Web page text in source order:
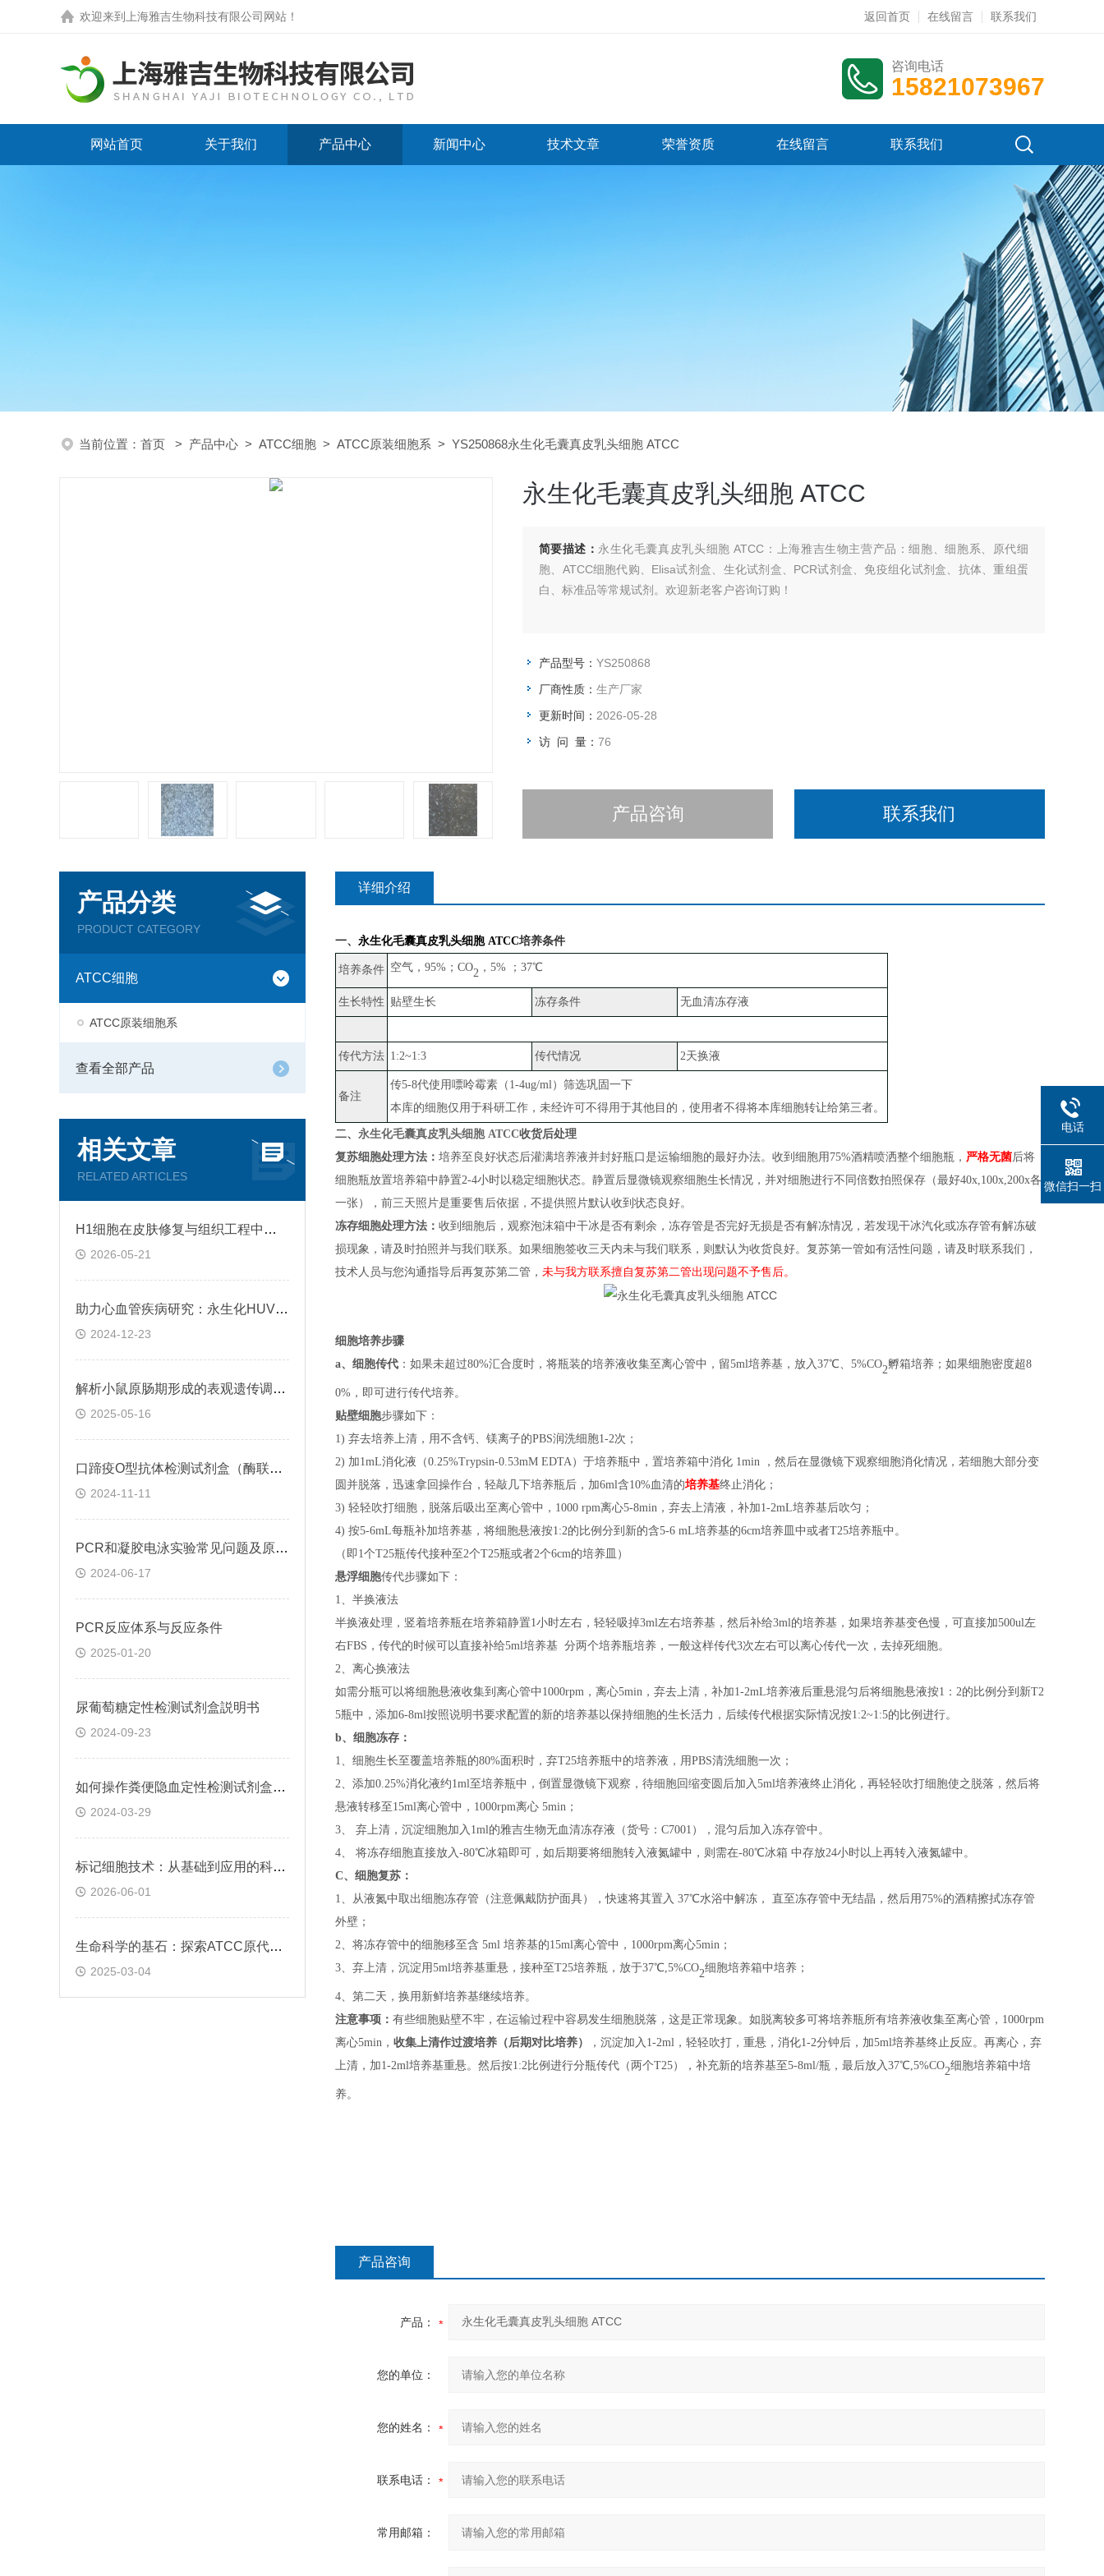
欢迎来到 上海雅吉生物科技有限公司网站 ！ 返回首页 在线留言 联系我们
咨询电话
15821073967
网站首页 关于我们 产品中心 新闻中心 技术文章 荣誉资质 在线留言 联系我们
当前位置： 首页 > 产品中心 > ATCC细胞 > ATCC原装细胞系 > YS250868永生化毛囊真皮乳头细胞 ATCC
永生化毛囊真皮乳头细胞 ATCC
简要描述： 永生化毛囊真皮乳头细胞 ATCC：上海雅吉生物主营产品：细胞、细胞系、原代细
胞、ATCC细胞代购、Elisa试剂盒、生化试剂盒、PCR试剂盒、免疫组化试剂盒、抗体、重组蛋
白、标准品等常规试剂。欢迎新老客户咨询订购！
产品型号： YS250868
厂商性质： 生产厂家
更新时间： 2026-05-28
访 问 量： 76
产品咨询 联系我们
产品分类
PRODUCT CATEGORY
ATCC细胞
ATCC原装细胞系
查看全部产品
相关文章
RELATED ARTICLES
H1细胞在皮肤修复与组织工程中的应用前景
2026-05-21
助力心血管疾病研究：永生化HUVEC!
2024-12-23
解析小鼠原肠期形成的表观遗传调控规律
2025-05-16
口蹄疫O型抗体检测试剂盒（酶联免疫法）检测原理
2024-11-11
PCR和凝胶电泳实验常见问题及原因分析
2024-06-17
​PCR反应体系与反应条件
2025-01-20
尿葡萄糖定性检测试剂盒説明书
2024-09-23
如何操作粪便隐血定性检测试剂盒(邻联甲苯胺法)
2024-03-29
标记细胞技术：从基础到应用的科学探索
2026-06-01
生命科学的基石：探索ATCC原代细胞的魅力
2025-03-04
详细介绍
一、 永生化毛囊真皮乳头细胞 ATCC培养条件
培养条件 空气， 95%；CO2 ， 5% ；37℃
生长特性 贴壁生长 冻存条件 无血清冻存液
传代方法 1:2~1:3 传代情况 2天换液
备注
传5-8代使用嘌呤霉素（1-4ug/ml）筛选巩固一下
本库的细胞仅用于科研工作，未经许可不得用于其他目的，使用者不得将本库细胞转让给第三者。
二、 永生化毛囊真皮乳头细胞 ATCC收货后处理
复苏细胞处理方法： 培养至良好状态后灌满培养液并封好瓶口是运输细胞的最好办法。收到细胞用 75%酒精喷洒整个细胞瓶 ， 严格无菌后将
细胞瓶放置培养箱中静置2-4小时以稳定细胞状态。 静置后显微镜观察细胞生长情况，并对细胞进行不同倍数拍照保存（最好40x,100x,200x各
一张）
， 前三天照片是重要售后依据，不提供照片默认收到状态良好。
冻存细胞处理方法： 收到细胞后，观察泡沫箱中干冰是否有剩余，冻存管是否完好无损是否有解冻情况，若发现干冰汽化或冻存管有解冻破
损现象，请及时拍照并与我们联系。如果细胞签收三天内未与我们联系，则默认为收货良好。复苏第一管如有活性问题，请及时联系我们，
技术人员与您沟通指导后再复苏第二管， 未与我方联系擅自复苏第二管出现问题不予售后。
细胞培养步骤
a、 细胞传代 ： 如果未超过80%汇合度时，将瓶装的培养液收集至离心管中，留5ml培养基，放入37℃、5%CO2孵箱培养； 如果细胞密度超8
0%，即可进行传代培养。
贴壁细胞步骤如下：
1) 弃去培养上清，用不含钙、镁离子的PBS润洗细胞1-2次；
2) 加1mL消化液（0.25%Trypsin-0.53mM EDTA）于培养瓶中，置培养箱中消化 1min ，然后在显微镜下观察细胞消化情况，若细胞大部分变
圆并脱落，迅速拿回操作台，轻敲几下培养瓶后，加6ml含10%血清的培养基终止消化；
3) 轻轻吹打细胞，脱落后吸出至离心管中，1000 rpm离心5-8min，弃去上清液，补加1-2mL培养基后吹匀；
4) 按5-6mL每瓶补加培养基，将细胞悬液按1:2的比例分到新的含5-6 mL培养基的6cm培养皿中或者T25培养瓶中。
（即1个T25瓶传代接种至2个T25瓶或者2个6cm的培养皿）
悬浮细胞传代步骤如下：
1、半换液法
半换液处理，竖着培养瓶在培养箱静置1小时左右，轻轻吸掉3ml左右培养基，然后补给3ml的培养基，如果培养基变色慢，可直接加500ul左
右FBS，传代的时候可以直接补给5ml培养基 分两个培养瓶培养，一般这样传代3次左右可以离心传代一次，去掉死细胞。
2、离心换液法
如需分瓶可以将细胞悬液收集到离心管中 1000rpm，离心5min，弃去上清，补加1-2mL培养液后重悬混匀后将细胞悬液按1：2的比例分到新T2
5瓶中，添加6-8ml按照说明书要求配置的新的培养基以保持细胞的生长活力，后续传代根据实际情况按1:2~1:5的比例进行。
b、 细胞冻存：
1、细胞生长至覆盖培养瓶的80%面积时，弃T25培养瓶中的培养液，用PBS清洗细胞一次；
2、添加0.25%消化液约1ml至培养瓶中，倒置显微镜下观察，待细胞回缩变圆后加入5ml培养液终止消化，再轻轻吹打细胞使之脱落，然后将
悬液转移至15ml离心管中，1000rpm离心 5min；
3、 弃上清，沉淀细胞加入1ml的雅吉生物无血清冻存液（货号： C7001），混匀后加入冻存管中。
4、 将冻存细胞直接放入-80℃冰箱即可，如后期要将细胞转入液氮罐中， 则 需在-80℃冰箱 中存放24小时以上再转入液氮罐中。
C、 细胞复苏：
1、 从液氮中取出细胞冻存管（注意佩戴防护面具），快速将其置入 37℃水浴中解冻， 直至冻存管中无结晶，然后用75%的酒精擦拭冻存管
外壁；
2、 将冻存管中的细胞移至含 5ml 培养基的15ml离心管中，1000rpm离心5min；
3、 弃上清，沉淀用5ml培养基重悬，接种至T25培养瓶， 放于37℃,5%CO2细胞培养箱中培养；
4、 第二天，换用新鲜培养基继续培养。
注意事项： 有些细胞贴壁不牢，在运输过程中容易发生细胞脱落，这是正常现象。如脱离较多可将培养瓶所有培养液收集至离心管， 1000rpm
离心5min， 收集上清作过渡培养 （后期对比培养） ，沉淀加入 1-2ml，轻轻吹打，重悬，消化1-2分钟后，加5ml培养基终止反应。再离心，弃
上清，加1-2ml培养基重悬。然后按1:2比例进行分瓶传代（两个T25），补充新的培养基至5-8ml/瓶，最后放入37℃,5%CO2细胞培养箱中培
养。
产品咨询
产品：
您的单位：
您的姓名：
联系电话：
常用邮箱：
电话
微信扫一扫